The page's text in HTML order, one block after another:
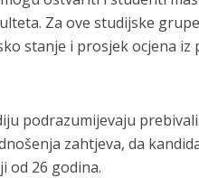
Za ove studijske
stanje i prosjek ocjena iz
podrazumijevaju
zahtjeva, da
od 26 godina.